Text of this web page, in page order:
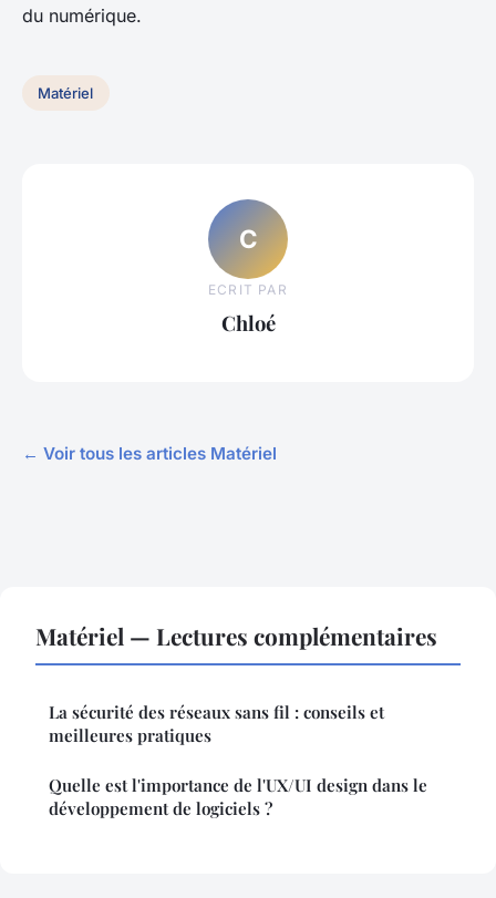
du numérique.
Matériel
C
ECRIT PAR
Chloé
← Voir tous les articles Matériel
Matériel — Lectures complémentaires
La sécurité des réseaux sans fil : conseils et
meilleures pratiques
Quelle est l'importance de l'UX/UI design dans le
développement de logiciels ?